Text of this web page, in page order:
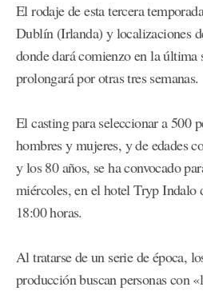
El rodaje de esta tercera
Dublín (Irlanda) y localizaciones
donde dará comienzo en la última
prolongará por otras tres semanas.
El casting para seleccionar a 500
hombres y mujeres, y de edades
y los 80 años, se ha convocado
miércoles, en el hotel Tryp Indalo
18:00 horas.
Al tratarse de un serie de época,
producción buscan personas con